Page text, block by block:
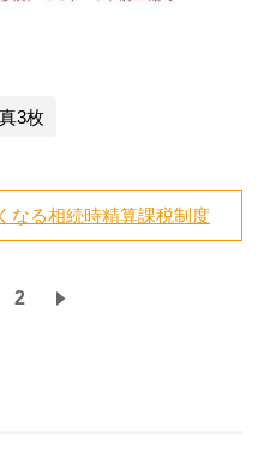
3枚
なる相続時精算課税制度
2